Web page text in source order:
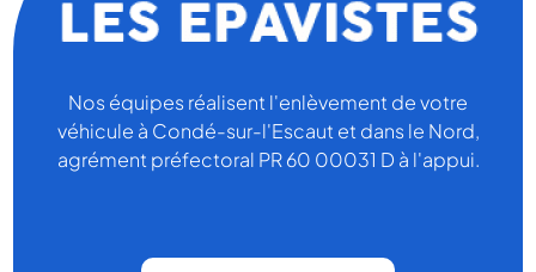
Nos équipes réalisent l'enlèvement de votre
véhicule à Condé-sur-l'Escaut et dans le Nord,
agrément préfectoral PR 60 00031 D à l'appui.